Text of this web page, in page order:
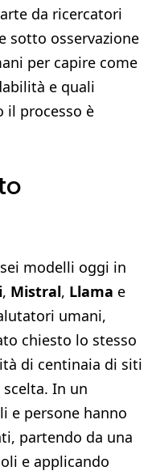
da ricercatori
sotto osservazione
per capire come
e quali
il processo è
modelli oggi in
, Mistral, Llama e
umani,
chiesto lo stesso
di centinaia di siti
In un
e persone hanno
partendo da una
e applicando